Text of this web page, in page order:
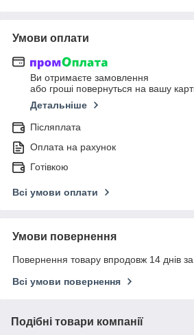
Умови оплати
Ви отримаєте замовлення
або гроші повернуться на вашу
Детальніше
Післяплата
Оплата на рахунок
Готівкою
Всі умови оплати
Умови повернення
Повернення товару впродовж 14 днів
Всі умови повернення
Подібні товари компанії